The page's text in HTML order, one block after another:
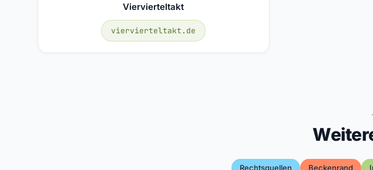
Viervierteltakt
viervierteltakt.de
Rechtsquellen Beckenrand